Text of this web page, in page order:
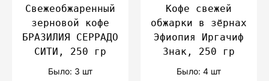
Свежеобжаренный
зерновой кофе
БРАЗИЛИЯ СЕРРАДО
СИТИ, 250 гр
Было: 3 шт
Кофе свежей
обжарки в зёрнах
Эфиопия Иргачиф
Знак, 250 гр
Было: 4 шт